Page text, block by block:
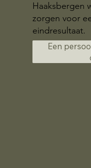
Haaksbergen
zorgen voor
eindresultaat.
Een